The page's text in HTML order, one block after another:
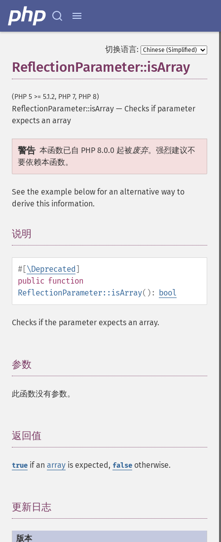
切换语言:
ReflectionParameter::isArray
(PHP 5 >= 5.1.2, PHP 7, PHP 8)
ReflectionParameter::isArray — Checks if parameter
expects an array
警告 本函数已自 PHP 8.0.0 起被废弃。强烈建议不
要依赖本函数。
See the example below for an alternative way to
derive this information.
说明
#[\Deprecated]
public function
ReflectionParameter::isArray(): bool
Checks if the parameter expects an array.
参数
此函数没有参数。
返回值
true if an array is expected, false otherwise.
更新日志